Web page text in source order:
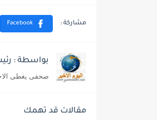
بواسطة :
صحفى يغطى
مقالات قد تهمك